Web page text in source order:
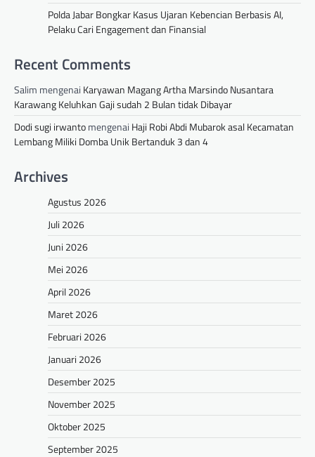
Polda Jabar Bongkar Kasus Ujaran Kebencian Berbasis AI,
Pelaku Cari Engagement dan Finansial
Recent Comments
Salim mengenai Karyawan Magang Artha Marsindo Nusantara
Karawang Keluhkan Gaji sudah 2 Bulan tidak Dibayar
Dodi sugi irwantomengenai Haji Robi Abdi Mubarok asal Kecamatan
Lembang Miliki Domba Unik Bertanduk 3 dan 4
Archives
Agustus 2026
Juli 2026
Juni 2026
Mei 2026
April 2026
Maret 2026
Februari 2026
Januari 2026
Desember 2025
November 2025
Oktober 2025
September 2025